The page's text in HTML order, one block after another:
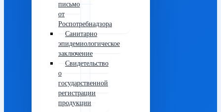
письмо
от
Роспотребнадзора
Санитарно
эпидемиологическое
заключение
Свидетельство
о
государственной
регистрации
продукции